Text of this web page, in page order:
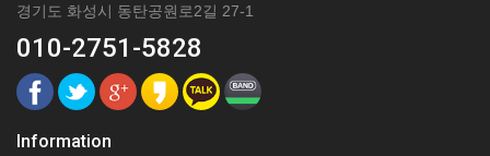
경기도 화성시 동탄공원로2길 27-1
010-2751-5828
Information